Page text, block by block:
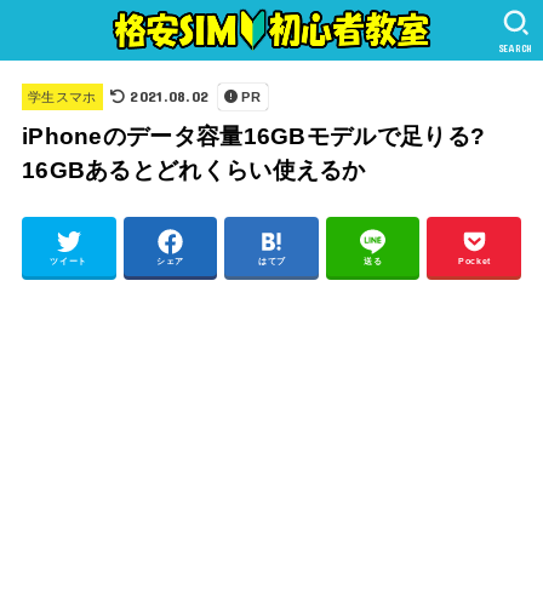
SEARCH
学生スマホ 2021.08.02 PR
iPhoneのデータ容量16GBモデルで足りる?
16GBあるとどれくらい使えるか
ツイート シェア はてブ 送る Pocket